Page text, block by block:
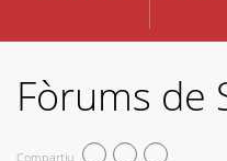
Fòrums de
Compartiu